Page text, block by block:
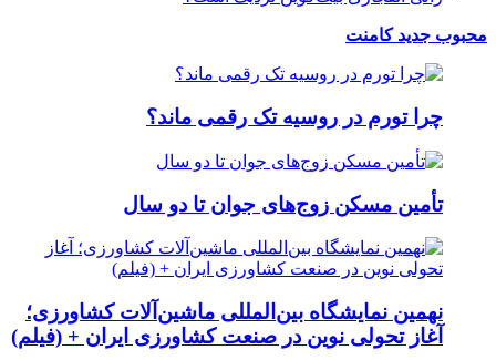
محبوب جدیدکامنت
چرا تورم در روسیه تک رقمی ماند؟
تأمین مسکن زوج‌های جوان تا دو سال
نهمین نمایشگاه بین‌المللی ماشین‌آلات کشاورزی؛
آغاز تحولی نوین در صنعت کشاورزی ایران + (فیلم)